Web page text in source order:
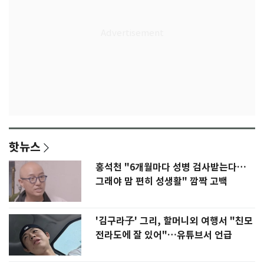
핫뉴스
홍석천 "6개월마다 성병 검사받는다…
그래야 맘 편히 성생활" 깜짝 고백
'김구라子' 그리, 할머니외 여행서 "친모
전라도에 잘 있어"…유튜브서 언급